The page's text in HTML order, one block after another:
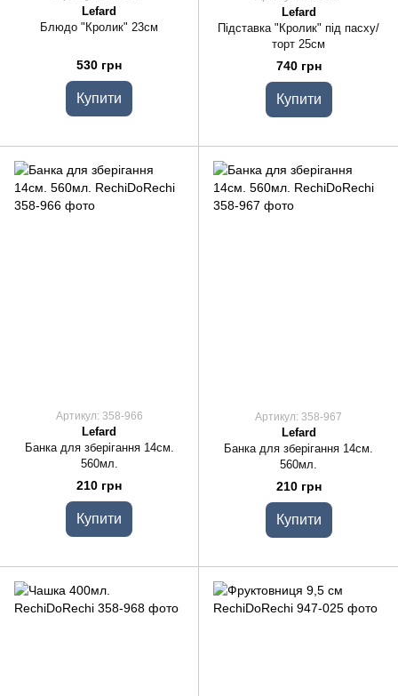
Lefard
Блюдо "Кролик" 23см
530 грн
Купити
Lefard
Підставка "Кролик" під пасху/
торт 25см
740 грн
Купити
Артикул: 358-966
Lefard
Банка для зберігання 14см.
560мл.
210 грн
Купити
Артикул: 358-967
Lefard
Банка для зберігання 14см.
560мл.
210 грн
Купити